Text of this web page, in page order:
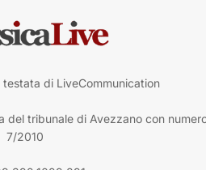
testata di LiveCommunication
del tribunale di Avezzano con
7/2010